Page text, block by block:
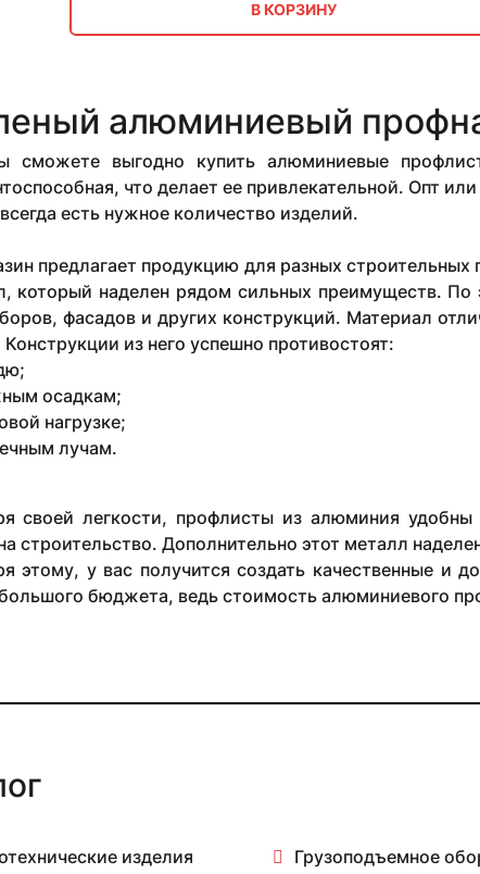
В КОРЗИНУ
алюминиевый
сможете выгодно купить алюминиевые
что делает ее привлекательной. Опт
есть нужное количество изделий.
предлагает продукцию для разных
который наделен рядом сильных преимуществ.
фасадов и других конструкций. Материал
из него успешно противостоят:
осадкам;
нагрузке;
лучам.
своей легкости, профлисты из алюминия
строительство. Дополнительно этот металл
этому, у вас получится создать качественные и
бюджета, ведь стоимость алюминиевого
изделия Грузоподъемное